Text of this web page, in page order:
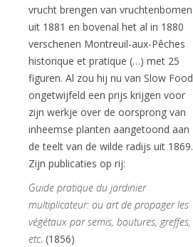
vrucht brengen van vruchtenbomen
uit 1881 en bovenal het al in 1880
verschenen Montreuil-aux-Pêches
historique et pratique (…) met 25
figuren. Al zou hij nu van Slow Food
ongetwijfeld een prijs krijgen voor
zijn werkje over de oorsprong van
inheemse planten aangetoond aan
de teelt van de wilde radijs uit 1869.
Zijn publicaties op rij:
Guide pratique du jardinier
multiplicateur: ou art de propager les
végétaux par semis, boutures, greffes,
etc. (1856)